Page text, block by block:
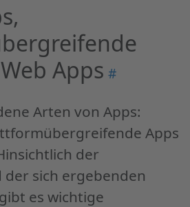
,
Web Apps Permalink
"Native
Apps
Apps
Web
#
Arten von Apps:
Apps
der
der sich ergebenden
es wichtige